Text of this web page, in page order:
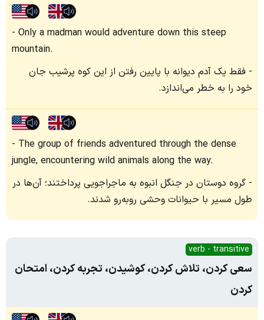
Only a madman would adventure down this steep
mountain.
فقط یک آدم دیوانه با پایین رفتن از این کوه پرشیب جان
خود را به خطر می‌اندازد.
The group of friends adventured through the dense
jungle, encountering wild animals along the way.
گروه دوستان در جنگل انبوه به ماجراجویی پرداختند؛ آن‌ها در
طول مسیر با حیوانات وحشی روبه‌رو شدند.
verb - transitive
سعی کردن، تلاش کردن، کوشیدن، تجربه کردن، امتحان
کردن